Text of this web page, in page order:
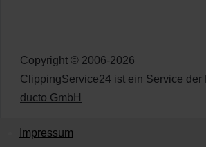
Copyright © 2006-2026
ClippingService24 ist ein Service der
ducto GmbH
Impressum